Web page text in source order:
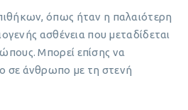
όπως ήταν η παλαιότερη
ασθένεια που μεταδίδεται
Μπορεί επίσης να
σε άνθρωπο με τη στενή